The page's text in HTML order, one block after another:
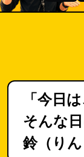
「今日
そんな
鈴（りん